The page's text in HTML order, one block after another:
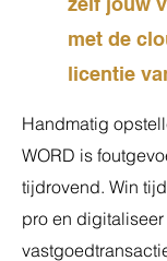
met de
licentie
Handmatig
WORD is
tijdrovend. Win
pro en d